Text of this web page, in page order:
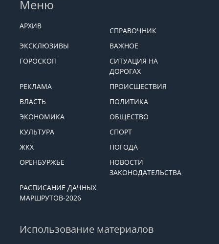
Меню
АРХИВ
СПРАВОЧНИК
ЭКСКЛЮЗИВЫ
ВАЖНОЕ
ГОРОСКОП
СИТУАЦИЯ НА
ДОРОГАХ
РЕКЛАМА
ПРОИСШЕСТВИЯ
ВЛАСТЬ
ПОЛИТИКА
ЭКОНОМИКА
ОБЩЕСТВО
КУЛЬТУРА
СПОРТ
ЖКХ
ПОГОДА
ОРЕНБУРЖЬЕ
НОВОСТИ
ЗАКОНОДАТЕЛЬСТВА
РАСПИСАНИЕ ДАЧНЫХ
МАРШРУТОВ-2026
Использование материалов